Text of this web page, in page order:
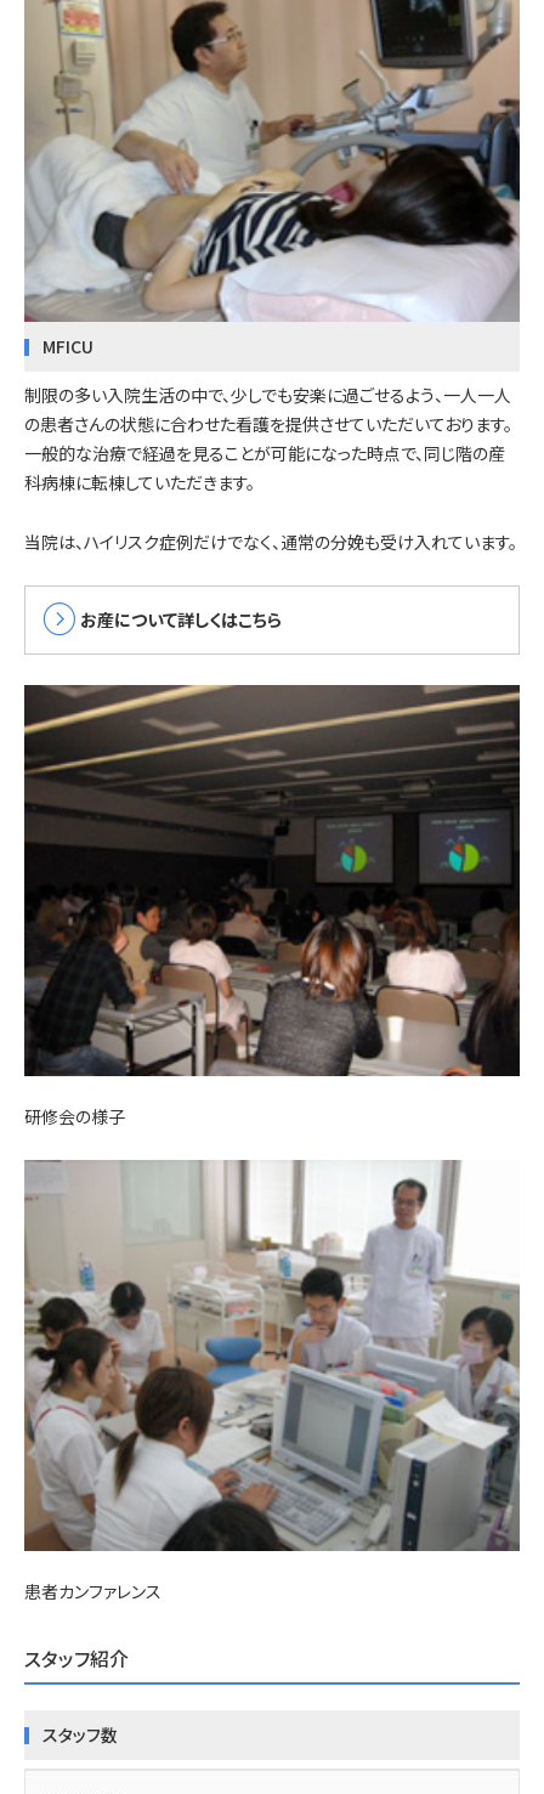
MFICU
制限の多い入院生活の中で、少しでも安楽に過ごせるよう、一人一人
の患者さんの状態に合わせた看護を提供させていただいております。
一般的な治療で経過を見ることが可能になった時点で、同じ階の産
科病棟に転棟していただきます。
当院は、ハイリスク症例だけでなく、通常の分娩も受け入れています。
expand_circle_right お産について詳しくはこちら
研修会の様子
患者カンファレンス
スタッフ紹介
スタッフ数